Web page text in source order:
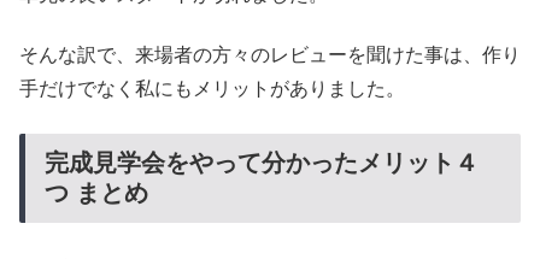
そんな訳で、来場者の方々のレビューを聞けた事は、作り
手だけでなく私にもメリットがありました。
完成見学会をやって分かったメリット４
つ まとめ